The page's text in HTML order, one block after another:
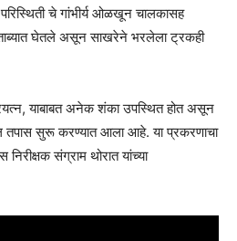
चे गांभीर्य ओळखून चालकासह
घेतले असून साखरेने भरलेला ट्रकही
याबाबत अनेक शंका उपस्थित होत असून
तपास सुरू करण्यात आला आहे. या प्रकरणाचा
संग्राम थोरात यांच्या